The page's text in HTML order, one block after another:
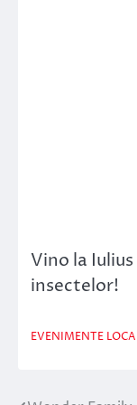
Vino la
insectelor!
EVENIMENTE